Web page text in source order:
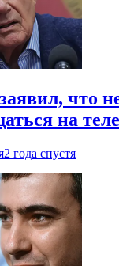
что
на
2 года спустя